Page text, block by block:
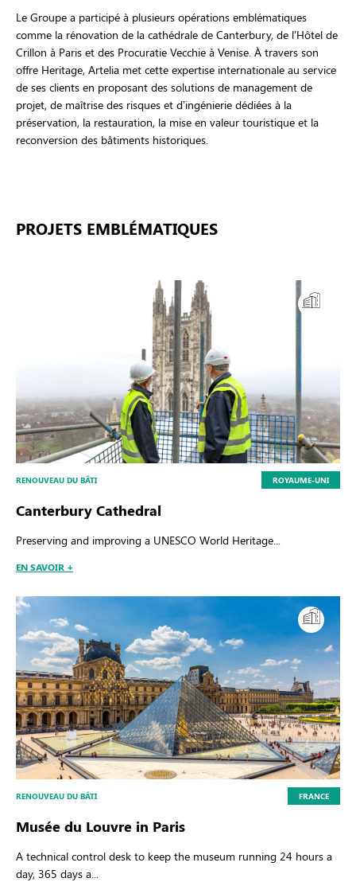
Le Groupe a participé à plusieurs opérations emblématiques
comme la rénovation de la cathédrale de Canterbury, de l’Hôtel de
Crillon à Paris et des Procuratie Vecchie à Venise. À travers son
offre Heritage, Artelia met cette expertise internationale au service
de ses clients en proposant des solutions de management de
projet, de maîtrise des risques et d’ingénierie dédiées à la
préservation, la restauration, la mise en valeur touristique et la
reconversion des bâtiments historiques.
PROJETS EMBLÉMATIQUES
RENOUVEAU DU BÂTI ROYAUME-UNI
Canterbury Cathedral
Preserving and improving a UNESCO World Heritage...
EN SAVOIR +
RENOUVEAU DU BÂTI FRANCE
Musée du Louvre in Paris
A technical control desk to keep the museum running 24 hours a
day, 365 days a...